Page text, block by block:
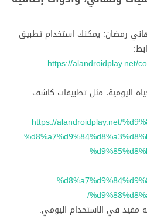
رمضان؛ يمكنك استخدام تطبيق
https://alandroidplay.net/
اليومية، مثل تطبيقات كاشف
https://alandroidplay.net/
مفيد في الاستخدام اليومي.